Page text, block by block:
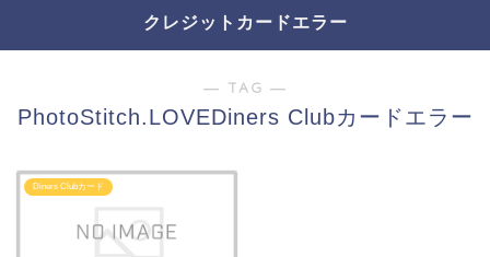
クレジットカードエラー
― TAG ―
PhotoStitch.LOVEDiners Clubカードエラー
Diners Clubカード